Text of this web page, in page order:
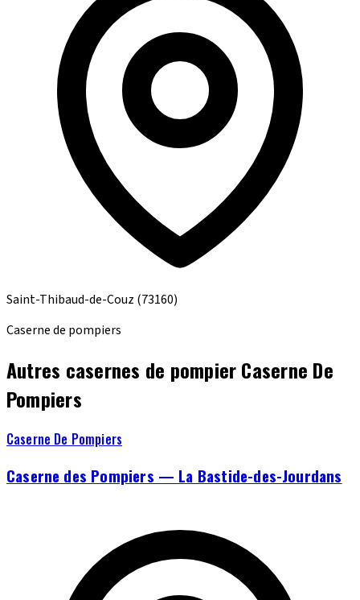
Saint-Thibaud-de-Couz (73160)
Caserne de pompiers
Autres casernes de pompier Caserne De
Pompiers
Caserne De Pompiers
Caserne des Pompiers — La Bastide-des-Jourdans